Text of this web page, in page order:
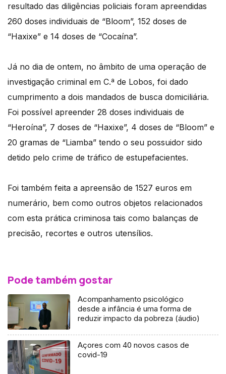
resultado das diligências policiais foram apreendidas
260 doses individuais de “Bloom”, 152 doses de
“Haxixe” e 14 doses de “Cocaína”.
Já no dia de ontem, no âmbito de uma operação de
investigação criminal em C.ª de Lobos, foi dado
cumprimento a dois mandados de busca domiciliária.
Foi possível apreender 28 doses individuais de
“Heroína”, 7 doses de “Haxixe”, 4 doses de “Bloom” e
20 gramas de “Liamba” tendo o seu possuidor sido
detido pelo crime de tráfico de estupefacientes.
Foi também feita a apreensão de 1527 euros em
numerário, bem como outros objetos relacionados
com esta prática criminosa tais como balanças de
precisão, recortes e outros utensílios.
Pode também gostar
Acompanhamento psicológico
desde a infância é uma forma de
reduzir impacto da pobreza (áudio)
Açores com 40 novos casos de
covid-19